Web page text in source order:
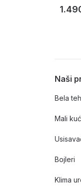
Naši
Bela
Mali
Bojleri
Klima